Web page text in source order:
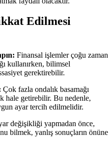
Edilmesi
Finansal işlemler çoğu zaman
kullanırken, bilimsel
gerektirebilir.
Çok fazla ondalık basamağı
hale getirebilir. Bu nedenle,
ayar tercih edilmelidir.
değişikliği yapmadan önce,
bilmek, yanlış sonuçların önüne